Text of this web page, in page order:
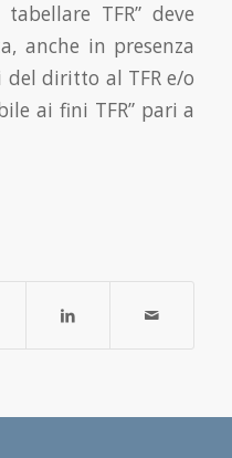
TFR” deve
anche in presenza
diritto al TFR e/o
ai fini TFR” pari a